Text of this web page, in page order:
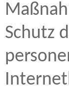
Schutz